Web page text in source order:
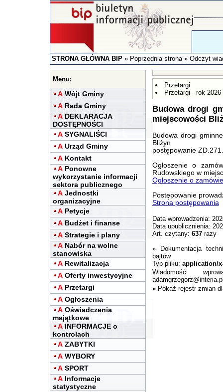
STRONA GŁÓWNA BIP»Poprzednia strona» Odczyt
Menu:
A Wójt Gminy
A Rada Gminy
A DEKLARACJA
DOSTĘPNOŚCI
A SYGNALIŚCI
A Urząd Gminy
A Kontakt
A Ponowne
wykorzystanie informacji
sektora publicznego
A Jednostki
organizacyjne
A Petycje
A Budżet i finanse
A Strategie i plany
A Nabór na wolne
stanowiska
A Rewitalizacja
A Oferty inwestycyjne
A Przetargi
A Ogłoszenia
A Oświadczenia
majątkowe
A INFORMACJE o
kontrolach
A ZABYTKI
A WYBORY
A SPORT
A Informacje
statystyczne
Przetargi
Przetargi - rok 2026
Budowa drogi
miejscowości
Budowa drogi
Bliżyn
postępowanie
Ogłoszenie o
Rudowskiego w
Ogłoszenie o
Postępowanie
Strona postępowania
Data wprowadzenia:
Data upublicznienia:
Art. czytany: 637razy
»
Dokumentacja
bajtów
Typ pliku: application/
Wiadomość
» Pokaż rejestr zmian